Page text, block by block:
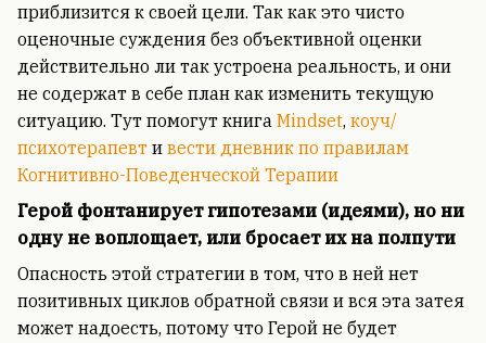
приблизится к своей цели. Так как это чисто
оценочные суждения без объективной оценки
действительно ли так устроена реальность, и они
не содержат в себе план как изменить текущую
ситуацию. Тут помогут книга Mindset, коуч/
психотерапевт и вести дневник по правилам
Когнитивно-Поведенческой Терапии
Герой фонтанирует гипотезами (идеями), но ни
одну не воплощает, или бросает их на полпути
Опасность этой стратегии в том, что в ней нет
позитивных циклов обратной связи и вся эта затея
может надоесть, потому что Герой не будет